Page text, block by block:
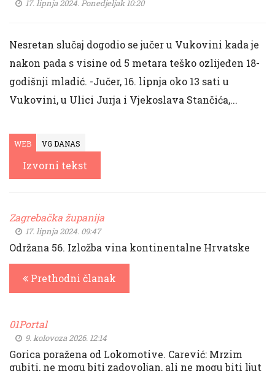
17. lipnja 2024. Ponedjeljak 10:20
Nesretan slučaj dogodio se jučer u Vukovini kada je
nakon pada s visine od 5 metara teško ozlijeđen 18-
godišnji mladić. -Jučer, 16. lipnja oko 13 sati u
Vukovini, u Ulici Jurja i Vjekoslava Stančića,...
WEB VG DANAS
Izvorni tekst
Zagrebačka županija
17. lipnja 2024. 09:47
Održana 56. Izložba vina kontinentalne Hrvatske
Prethodni članak
01Portal
9. kolovoza 2026. 12:14
Gorica poražena od Lokomotive. Carević: Mrzim
gubiti, ne mogu biti zadovoljan, ali ne mogu biti ljut